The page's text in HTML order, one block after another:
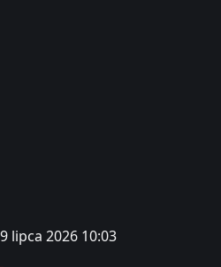
9 lipca 2026 10:03